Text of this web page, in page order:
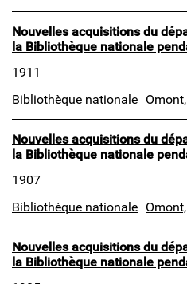
Nouvelles acquisitions du
la Bibliothèque nationale
1911
Bibliothèque nationale
Nouvelles acquisitions du
la Bibliothèque nationale
1907
Bibliothèque nationale
Nouvelles acquisitions du
la Bibliothèque nationale